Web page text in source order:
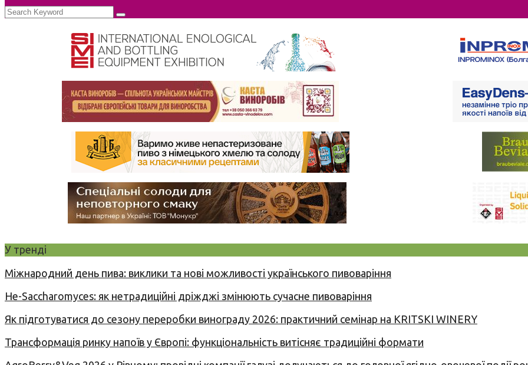
У тренді
Міжнародний день пива: виклики та нові можливості українського пивоваріння
Не-Saccharomyces: як нетрадиційні дріжджі змінюють сучасне пивоваріння
Як підготуватися до сезону переробки винограду 2026: практичний семінар на KRITSKI WINERY
Трансформація ринку напоїв у Європі: функціональність витісняє традиційні формати